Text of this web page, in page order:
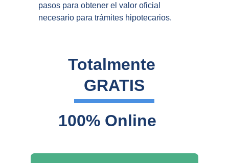
pasos para obtener el valor oficial
necesario para trámites hipotecarios.
Totalmente
GRATIS
100% Online